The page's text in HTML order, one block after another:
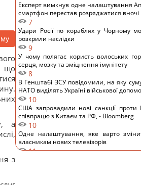
що
а
з
Експерт вимкнув одне налаштування
смартфон перестав розряджатися вночі
7
Удари Росії по кораблях у Чорному
розкрили наслідки
9
У чому полягає користь волоських
серця, мозку та зміцнення імунітету
8
В Генштабі ЗСУ повідомили, на яку
НАТО виділять Україні військової
10
США запровадили нові санкції проти
співпрацю з Китаєм та РФ, - Bloomberg
10
Одне налаштування, яке варто
власникам нових телевізорів
11